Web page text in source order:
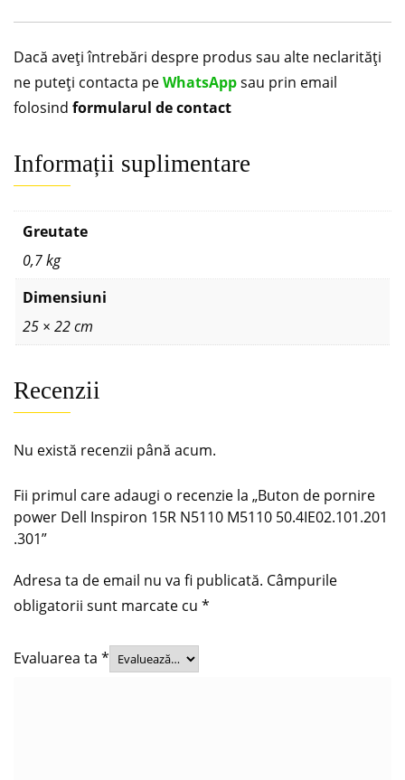
Dacă aveți întrebări despre produs sau alte neclarități
ne puteți contacta peWhatsAppsau prin email
folosind formularul de contact
Informații suplimentare
Greutate
0,7 kg
Dimensiuni
25 × 22 cm
Recenzii
Nu există recenzii până acum.
Fii primul care adaugi o recenzie la „Buton de pornire
power Dell Inspiron 15R N5110 M5110 50.4IE02.101.201
.301”
Adresa ta de email nu va fi publicată. Câmpurile
obligatorii sunt marcate cu *
Evaluarea ta *